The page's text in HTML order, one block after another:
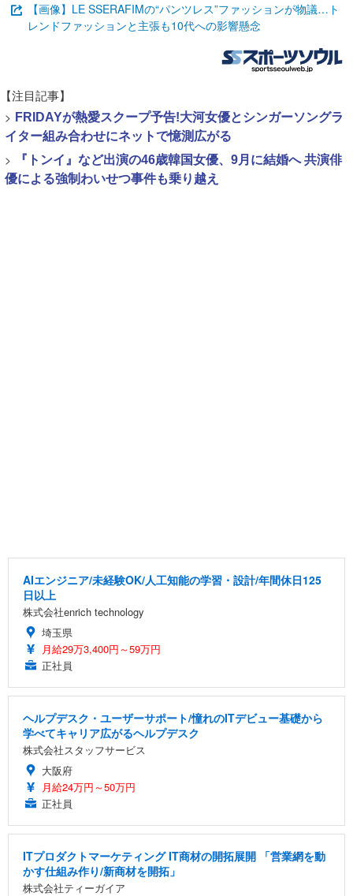
【画像】LE SSERAFIMの“パンツレス”ファッションが物議…ト
レンドファッションと主張も10代への影響懸念
【注目記事】
> FRIDAYが熱愛スクープ予告!大河女優とシンガーソングラ
イター組み合わせにネットで憶測広がる
>
『トンイ』など出演の46歳韓国女優、9月に結婚へ 共演俳
優による強制わいせつ事件も乗り越え
AIエンジニア/未経験OK/人工知能の学習・設計/年間休日125
日以上
株式会社enrich technology
埼玉県
月給29万3,400円～59万円
正社員
ヘルプデスク・ユーザーサポート/憧れのITデビュー基礎から
学べてキャリア広がるヘルプデスク
株式会社スタッフサービス
大阪府
月給24万円～50万円
正社員
ITプロダクトマーケティング IT商材の開拓展開 「営業網を動
かす仕組み作り/新商材を開拓」
株式会社ティーガイア